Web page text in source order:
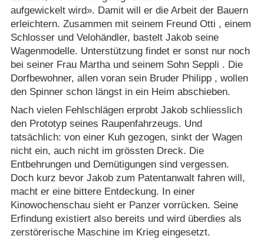
aufgewickelt wird». Damit will er die Arbeit der Bauern
erleichtern. Zusammen mit seinem Freund Otti , einem
Schlosser und Velohändler, bastelt Jakob seine
Wagenmodelle. Unterstützung findet er sonst nur noch
bei seiner Frau Martha und seinem Sohn Seppli . Die
Dorfbewohner, allen voran sein Bruder Philipp , wollen
den Spinner schon längst in ein Heim abschieben.
Nach vielen Fehlschlägen erprobt Jakob schliesslich
den Prototyp seines Raupenfahrzeugs. Und
tatsächlich: von einer Kuh gezogen, sinkt der Wagen
nicht ein, auch nicht im grössten Dreck. Die
Entbehrungen und Demütigungen sind vergessen.
Doch kurz bevor Jakob zum Patentanwalt fahren will,
macht er eine bittere Entdeckung. In einer
Kinowochenschau sieht er Panzer vorrücken. Seine
Erfindung existiert also bereits und wird überdies als
zerstörerische Maschine im Krieg eingesetzt.